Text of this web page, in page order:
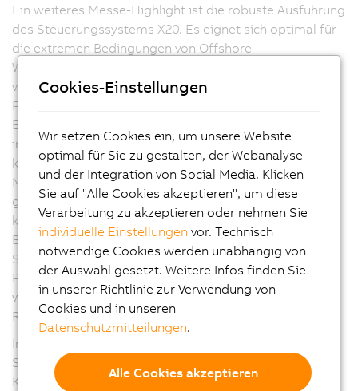
Ein weiteres Messe-Highlight ist die robuste Ausführung
des Steuerungssystems X20. Es eignet sich optimal für
die extremen Bedingungen von Offshore-
Windenergieanlagen. Das System misst und überwacht
wichtige Parameter wie Spannung, Frequenz und
Phasenlage des Versorgungsnetzes und ermittelt die
Energieabgabe der Windkraftanlage. Mittels der
intelligenten Condition-Monitoring-Lösung von B&R
können Wartungen besser geplant sowie
Maschinenstillstände vermieden werden, und das bei
gleichzeitig sehr einfacher Anwendung. Darüber hinaus
kann durch zahlreiche Redundanzlösungen – zum
Beispiel für die Hauptsteuerung, für das
Sicherheitssystem, für den Echtzeit-Feldbus Ethernet
POWERLINK – die Verfügbarkeit der Anlage erhöht
werden. Für die Applikation ist dafür kein aufwändiges
Reengineering notwendig.
Insbesondere vor dem Hintergrund gesteigerter
Sicherheitsansprüche und eines steigenden
Kostendrucks bietet B&R umfassende
Cookies-Einstellungen
Wir setzen Cookies ein, um unsere Website
optimal für Sie zu gestalten, der Webanalyse
und der Integration von Social Media. Klicken
Sie auf "Alle Cookies akzeptieren", um diese
Verarbeitung zu akzeptieren oder nehmen Sie
individuelle Einstellungen vor. Technisch
notwendige Cookies werden unabhängig von
der Auswahl gesetzt. Weitere Infos finden Sie
in unserer Richtlinie zur Verwendung von
Cookies und in unseren
Datenschutzmitteilungen.
Alle Cookies akzeptieren